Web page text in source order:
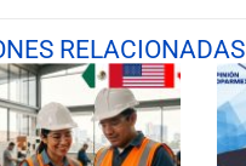
RELACIONADAS